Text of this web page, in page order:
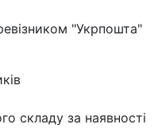
"Укрпошта"
складу за наявності